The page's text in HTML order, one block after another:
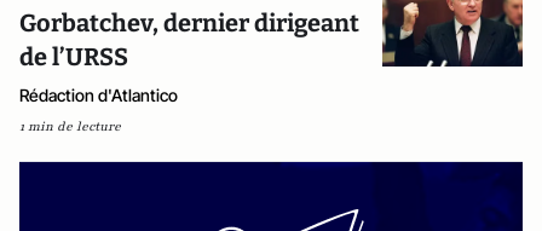
Gorbatchev, dernier dirigeant
de l’URSS
Rédaction d'Atlantico
1 min de lecture